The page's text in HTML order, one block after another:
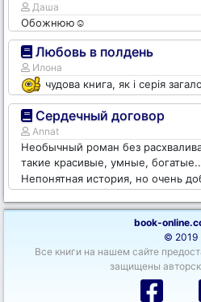
Даша
Обожнюю☺️
Любовь в полдень
Илона
чудова книга, як і серія
Сердечный договор
Annat
Необычный роман без
такие красивые, умные,
Непонятная история, но очень
book-
© 2019
Все книги на нашем сайте
защищены